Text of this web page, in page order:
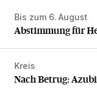
Abstimmung für
Bis zum 6. August
Abstimmung für
Nach Betrug:
Kreis
Nach Betrug: